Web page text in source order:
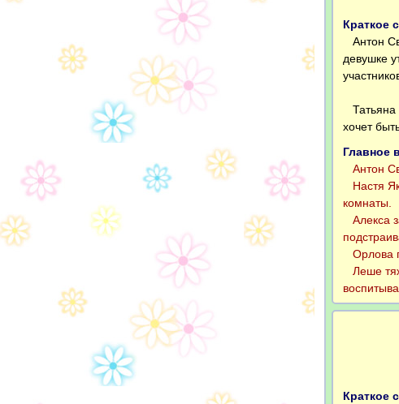
Краткое
Антон
девушке
Татьяна
хочет
Главное
Антон
Настя
комнаты.
Алекса
Орлова
Леше
Краткое